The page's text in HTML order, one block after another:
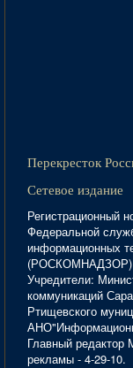
Перекресток
Сетевое издание
Регистрационный
Федеральной
информационных
(РОСКОМНАДЗОР)
Учредители:
коммуникаций
Ртищевского
Главный редактор
рекламы - 4-29-10.